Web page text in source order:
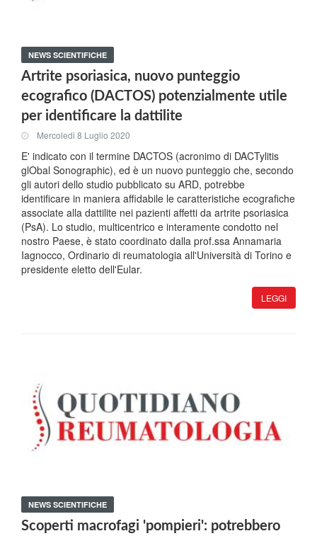
NEWS SCIENTIFICHE
Artrite psoriasica, nuovo punteggio
ecografico (DACTOS) potenzialmente utile
per identificare la dattilite
Mercoledi 8 Luglio 2020
E' indicato con il termine DACTOS (acronimo di DACTylitis
glObal Sonographic), ed è un nuovo punteggio che, secondo
gli autori dello studio pubblicato su ARD, potrebbe
identificare in maniera affidabile le caratteristiche ecografiche
associate alla dattilite nei pazienti affetti da artrite psoriasica
(PsA). Lo studio, multicentrico e interamente condotto nel
nostro Paese, è stato coordinato dalla prof.ssa Annamaria
Iagnocco, Ordinario di reumatologia all'Università di Torino e
presidente eletto dell'Eular.
LEGGI
NEWS SCIENTIFICHE
Scoperti macrofagi 'pompieri': potrebbero